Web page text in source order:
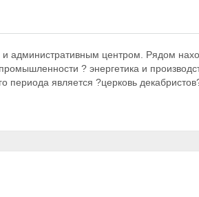
и административным центром. Рядом
? энергетика и
является ?церковь